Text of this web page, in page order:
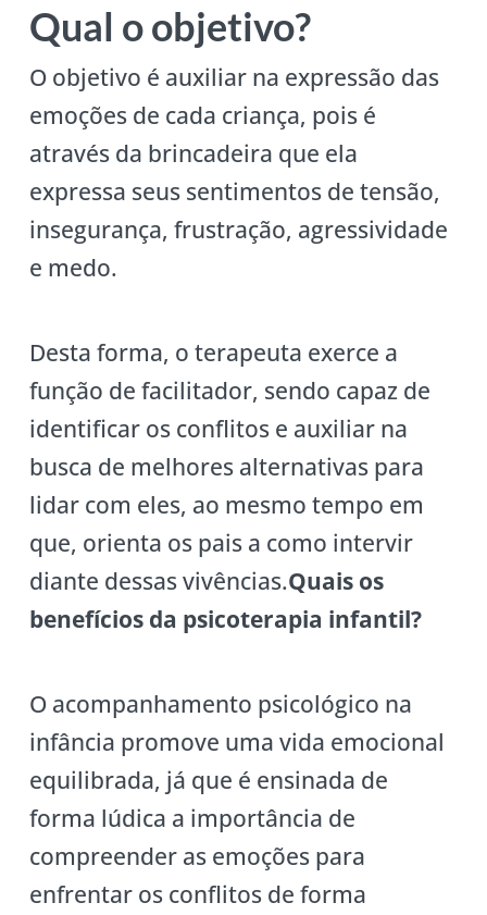
Qual o objetivo?
O objetivo é auxiliar na expressão das
emoções de cada criança, pois é
através da brincadeira que ela
expressa seus sentimentos de tensão,
insegurança, frustração, agressividade
e medo.
Desta forma, o terapeuta exerce a
função de facilitador, sendo capaz de
identificar os conflitos e auxiliar na
busca de melhores alternativas para
lidar com eles, ao mesmo tempo em
que, orienta os pais a como intervir
diante dessas vivências.Quais os
benefícios da psicoterapia infantil?
O acompanhamento psicológico na
infância promove uma vida emocional
equilibrada, já que é ensinada de
forma lúdica a importância de
compreender as emoções para
enfrentar os conflitos de forma